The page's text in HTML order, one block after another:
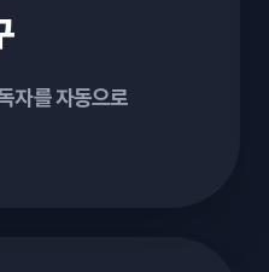
자를 자동으로